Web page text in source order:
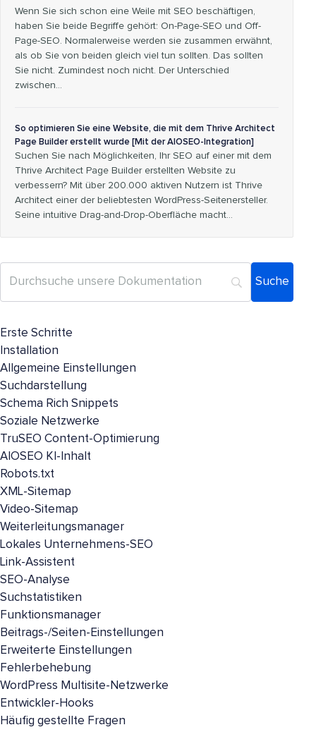
Wenn Sie sich schon eine Weile mit SEO beschäftigen,
haben Sie beide Begriffe gehört: On-Page-SEO und Off-
Page-SEO. Normalerweise werden sie zusammen erwähnt,
als ob Sie von beiden gleich viel tun sollten. Das sollten
Sie nicht. Zumindest noch nicht. Der Unterschied
zwischen…
So optimieren Sie eine Website, die mit dem Thrive Architect
Page Builder erstellt wurde [Mit der AIOSEO-Integration]
Suchen Sie nach Möglichkeiten, Ihr SEO auf einer mit dem
Thrive Architect Page Builder erstellten Website zu
verbessern? Mit über 200.000 aktiven Nutzern ist Thrive
Architect einer der beliebtesten WordPress-Seitenersteller.
Seine intuitive Drag-and-Drop-Oberfläche macht…
Erste Schritte
Installation
Allgemeine Einstellungen
Suchdarstellung
Schema Rich Snippets
Soziale Netzwerke
TruSEO Content-Optimierung
AIOSEO KI-Inhalt
Robots.txt
XML-Sitemap
Video-Sitemap
Weiterleitungsmanager
Lokales Unternehmens-SEO
Link-Assistent
SEO-Analyse
Suchstatistiken
Funktionsmanager
Beitrags-/Seiten-Einstellungen
Erweiterte Einstellungen
Fehlerbehebung
WordPress Multisite-Netzwerke
Entwickler-Hooks
Häufig gestellte Fragen